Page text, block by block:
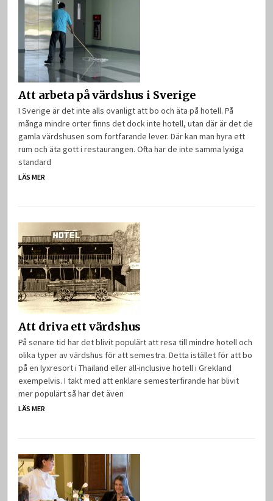
Att arbeta på värdshus i Sverige
I Sverige är det inte alls ovanligt att bo och äta på hotell. På
många mindre orter finns det dock inte hotell, utan där är det de
gamla värdshusen som fortfarande lever. Där kan man hyra ett
rum och äta gott i restaurangen. Ofta har de inte samma lyxiga
standard
LÄS MER
Att driva ett värdshus
På senare tid har det blivit populärt att resa till mindre hotell och
olika typer av värdshus för att semestra. Detta istället för att bo
på en lyxresort i Thailand eller all-inclusive hotell i Grekland
exempelvis. I takt med att enklare semesterfirande har blivit
mer populärt så har det även
LÄS MER